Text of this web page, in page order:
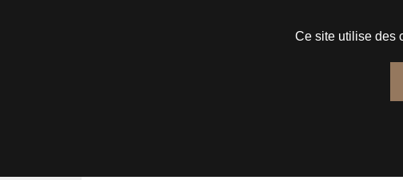
Ce site utilise des